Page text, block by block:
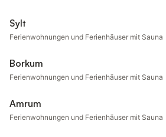
Sylt
Ferienwohnungen und Ferienhäuser mit Sauna
Borkum
Ferienwohnungen und Ferienhäuser mit Sauna
Amrum
Ferienwohnungen und Ferienhäuser mit Sauna